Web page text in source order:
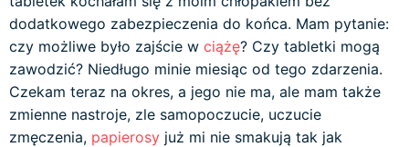
dodatkowego zabezpieczenia do końca. Mam pytanie:
czy możliwe było zajście w ciążę? Czy tabletki mogą
zawodzić? Niedługo minie miesiąc od tego zdarzenia.
Czekam teraz na okres, a jego nie ma, ale mam także
zmienne nastroje, zle samopoczucie, uczucie
zmęczenia, papierosy już mi nie smakują tak jak